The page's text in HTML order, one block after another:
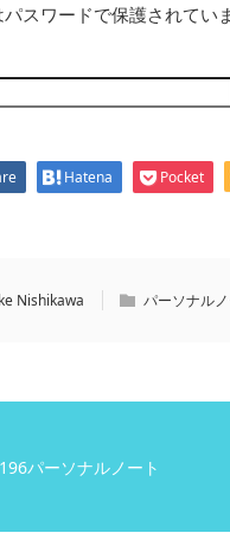
スワードで保護されてい
Hatena Pocket
Nishikawa パーソナルノ
パーソナルノート